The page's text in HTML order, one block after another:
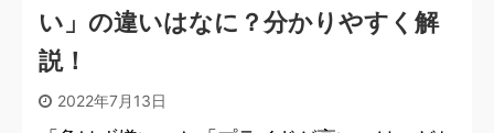
い」の違いはなに？分かりやすく解
説！
2022年7月13日